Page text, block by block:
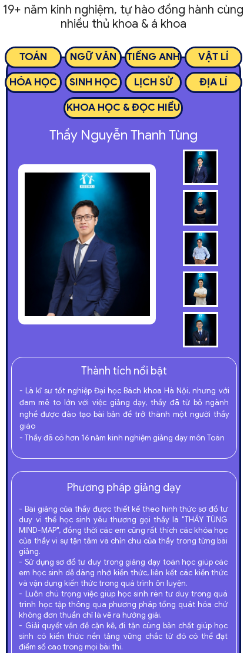
TOÁN TIẾNG ANH VẬT LÍ
NGỮ VĂN
HÓA HỌC SINH HỌC LỊCH SỬ ĐỊA LÍ
19+ năm kinh nghiệm, tự hào đồng hành cùng
nhiều thủ khoa & á khoa
KHOA HỌC & ĐỌC HIỂU
Thầy Nguyễn Thanh Tùng
Thành tích nổi bật
- Là kĩ sư tốt nghiệp Đại học Bách khoa Hà Nội, nhưng với
đam mê to lớn với việc giảng dạy, thầy đã từ bỏ ngành
nghề được đào tạo bài bản để trở thành một người thầy
giáo
- Thầy đã có hơn 16 năm kinh nghiệm giảng dạy môn Toán
Phương pháp giảng dạy
- Bài giảng của thầy được thiết kế theo hình thức sơ đồ tư
duy vì thế học sinh yêu thương gọi thầy là "THẦY TÙNG
MIND-MAP", đồng thời các em cũng rất thích các khóa học
của thầy vì sự tận tâm và chỉn chu của thầy trong từng bài
giảng.
- Sử dụng sơ đồ tư duy trong giảng dạy toán học giúp các
em học sinh dễ dàng nhớ kiến thức, liên kết các kiến thức
và vận dụng kiến thức trong quá trình ôn luyện.
- Luôn chú trọng việc giúp học sinh rèn tư duy trong quá
trình học tập thông qua phương pháp tổng quát hóa chứ
không đơn thuần chỉ là vẽ ra hướng giải.
- Giải quyết vấn đề cặn kẽ, đi tận cùng bản chất giúp học
sinh có kiến thức nền tảng vững chắc từ đó có thể đạt
điểm số cao trong mọi bài thi.